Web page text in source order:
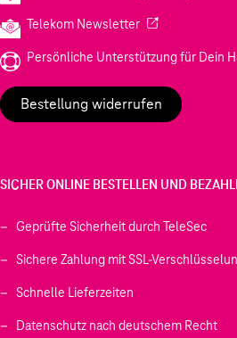
Telekom Newsletter(Wird in einem
Persönliche Unterstützung für Dein
Bestellung widerrufen
SICHER ONLINE BESTELLEN UND
Geprüfte Sicherheit durch TeleSec
Sichere Zahlung mit SSL-
Schnelle Lieferzeiten
Datenschutz nach deutschem Recht